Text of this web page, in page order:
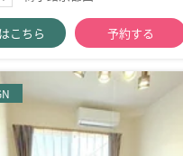
こちら 予約する